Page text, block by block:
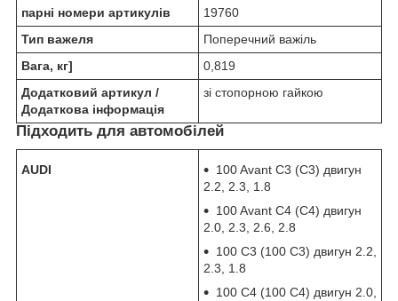
парні номери артикулів
19760
Тип важеля
Поперечний важіль
Вага, кг]
0,819
Додатковий артикул /
Додаткова інформація
зі стопорною гайкою
Підходить для автомобілей
AUDI
100 Avant C3 (С3) двигун
2.2, 2.3, 1.8
100 Avant C4 (С4) двигун
2.0, 2.3, 2.6, 2.8
100 C3 (100 С3) двигун 2.2,
2.3, 1.8
100 C4 (100 С4) двигун 2.0,